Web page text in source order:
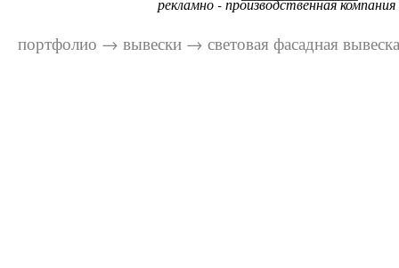
рекламно - производственная компания
портфолио → вывески → световая фасадная